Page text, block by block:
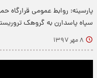
پارسینه: روابط عمومی قرارگاه
سپاه پاسدارن به گروهک
۸ مهر ۱۳۹۷